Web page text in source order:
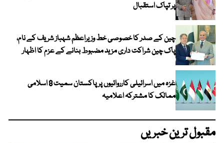
پر تپاک استقبال
چین کے صدر کا خصوصی خط وزیراعظم شہباز شریف کے نام،
پاک چین شراکت داری مزید مضبوط بنانے کے عزم کا اظہار
غزہ میں اسرائیلی کارروائیوں پر پاکستان سمیت 8 اسلامی
ممالک کا مشترکہ اعلامیہ
مقبول ترین خبریں